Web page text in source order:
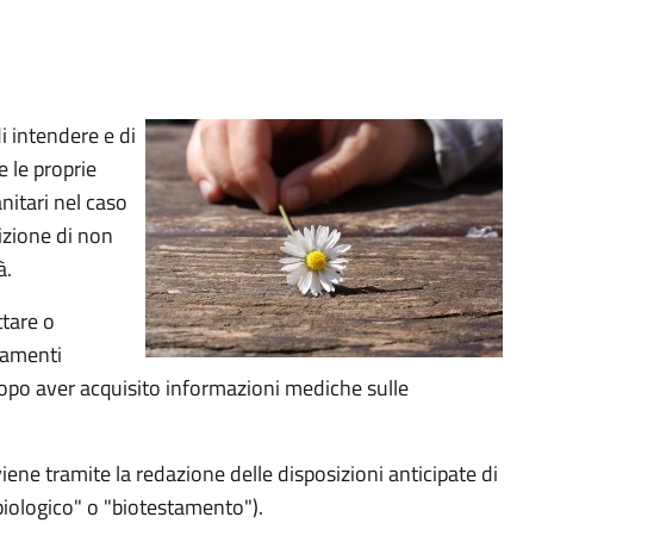
intendere e di
le proprie
nel caso
di non
o
aver acquisito informazioni mediche sulle
tramite la redazione delle disposizioni anticipate di
o "biotestamento").